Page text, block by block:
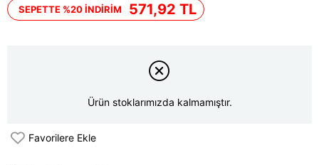
SEPETTE %20 İNDİRİM 571,92 TL
Ürün stoklarımızda kalmamıştır.
Favorilere Ekle